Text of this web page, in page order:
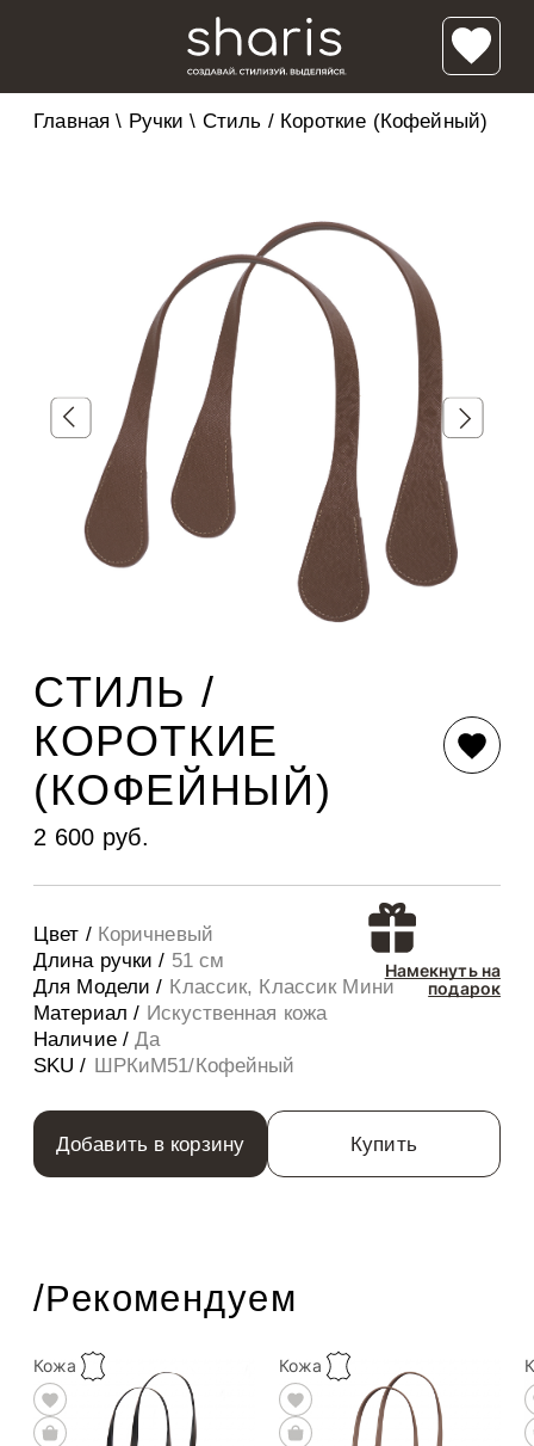
Главная \ Ручки \ Стиль / Короткие (Кофейный)
СТИЛЬ /
КОРОТКИЕ
(КОФЕЙНЫЙ)
2 600 руб.
Цвет / Коричневый
Длина ручки / 51 см
Для Модели / Классик, Классик Мини
Материал / Искуственная кожа
Наличие /Да
SKU / ШРКиМ51/Кофейный
Намекнуть на
подарок
Добавить в корзину Купить
/Рекомендуем
Кожа Кожа